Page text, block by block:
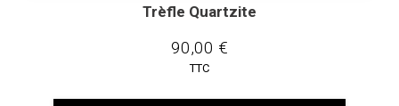
Trèfle Quartzite
90,00 €
TTC